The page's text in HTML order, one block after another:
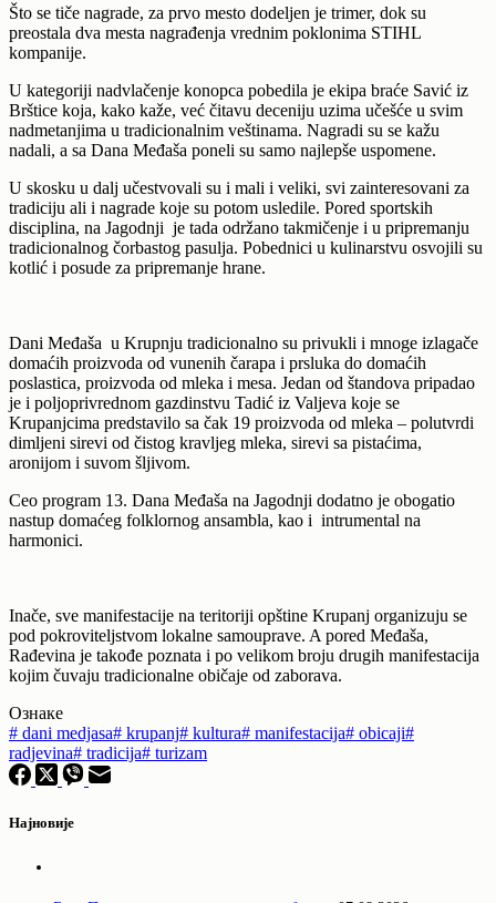
Što se tiče nagrade, za prvo mesto dodeljen je trimer, dok su
preostala dva mesta nagrađenja vrednim poklonima STIHL
kompanije.
U kategoriji nadvlačenje konopca pobedila je ekipa braće Savić iz
Brštice koja, kako kaže, već čitavu deceniju uzima učešće u svim
nadmetanjima u tradicionalnim veštinama. Nagradi su se kažu
nadali, a sa Dana Međaša poneli su samo najlepše uspomene.
U skosku u dalj učestvovali su i mali i veliki, svi zainteresovani za
tradiciju ali i nagrade koje su potom usledile. Pored sportskih
disciplina, na Jagodnji je tada održano takmičenje i u pripremanju
tradicionalnog čorbastog pasulja. Pobednici u kulinarstvu osvojili su
kotlić i posude za pripremanje hrane.
Dani Međaša u Krupnju tradicionalno su privukli i mnoge izlagače
domaćih proizvoda od vunenih čarapa i prsluka do domaćih
poslastica, proizvoda od mleka i mesa. Jedan od štandova pripadao
je i poljoprivrednom gazdinstvu Tadić iz Valjeva koje se
Krupanjcima predstavilo sa čak 19 proizvoda od mleka – polutvrdi
dimljeni sirevi od čistog kravljeg mleka, sirevi sa pistaćima,
aronijom i suvom šljivom.
Ceo program 13. Dana Međaša na Jagodnji dodatno je obogatio
nastup domaćeg folklornog ansambla, kao i intrumental na
harmonici.
Inače, sve manifestacije na teritoriji opštine Krupanj organizuju se
pod pokroviteljstvom lokalne samouprave. A pored Međaša,
Rađevina je takođe poznata i po velikom broju drugih manifestacija
kojim čuvaju tradicionalne običaje od zaborava.
Ознаке
# dani medjasa# krupanj# kultura# manifestacija# obicaji#
radjevina# tradicija# turizam
Најновије